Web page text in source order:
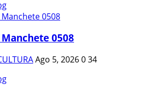
0508
Ago 5, 2026034